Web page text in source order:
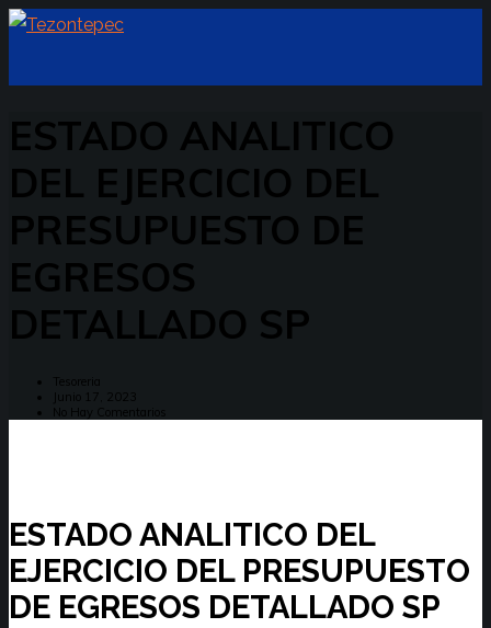
ESTADO ANALITICO
DEL EJERCICIO DEL
PRESUPUESTO DE
EGRESOS
DETALLADO SP
Tesoreria
Junio 17, 2023
No Hay Comentarios
ESTADO ANALITICO DEL
EJERCICIO DEL PRESUPUESTO
DE EGRESOS DETALLADO SP